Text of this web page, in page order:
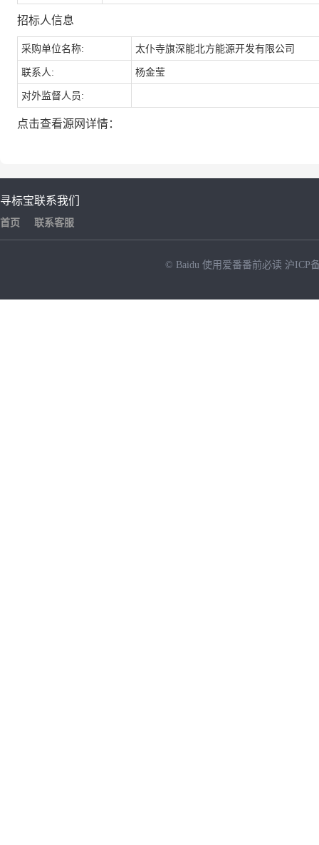
招标人信息
采购单位名称: 太仆寺旗深能北方能源开发有限公司
联系人: 杨金莹
对外监督人员:
点击查看源网详情：
寻标宝
首页
联系我们
联系客服
© Baidu 使用爱番番前必读 沪ICP